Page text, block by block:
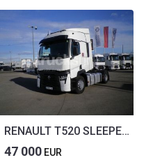
RENAULT T520 SLEEPER CAB EVO
47 000 EUR